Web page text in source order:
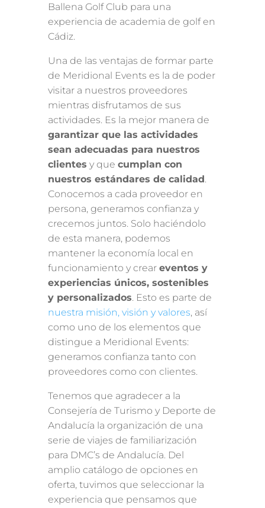
Ballena Golf Club para una
experiencia de academia de golf en
Cádiz.
Una de las ventajas de formar parte
de Meridional Events es la de poder
visitar a nuestros proveedores
mientras disfrutamos de sus
actividades. Es la mejor manera de
garantizar que las actividades
sean adecuadas para nuestros
clientes y que cumplan con
nuestros estándares de calidad .
Conocemos a cada proveedor en
persona, generamos confianza y
crecemos juntos. Solo haciéndolo
de esta manera, podemos
mantener la economía local en
funcionamiento y crear eventos y
experiencias únicos, sostenibles
y personalizados. Esto es parte de
nuestra misión, visión y valores, así
como uno de los elementos que
distingue a Meridional Events:
generamos confianza tanto con
proveedores como con clientes.
Tenemos que agradecer a la
Consejería de Turismo y Deporte de
Andalucía la organización de una
serie de viajes de familiarización
para DMC’s de Andalucía. Del
amplio catálogo de opciones en
oferta, tuvimos que seleccionar la
experiencia que pensamos que